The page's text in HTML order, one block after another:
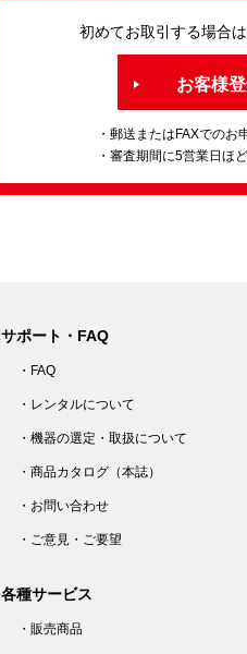
初めてお取引する場合
お客様
・郵送またはFAXでのお
・審査期間に5営業日ほ
サポート・FAQ
・FAQ
・レンタルについて
・機器の選定・取扱について
・商品カタログ（本誌）
・お問い合わせ
・ご意見・ご要望
各種サービス
・販売商品